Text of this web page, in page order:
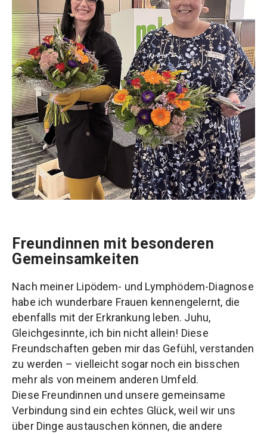
Freundinnen mit besonderen
Gemeinsamkeiten
Nach meiner Lipödem- und Lymphödem-Diagnose
habe ich wunderbare Frauen kennengelernt, die
ebenfalls mit der Erkrankung leben. Juhu,
Gleichgesinnte, ich bin nicht allein! Diese
Freundschaften geben mir das Gefühl, verstanden
zu werden – vielleicht sogar noch ein bisschen
mehr als von meinem anderen Umfeld.
Diese Freundinnen und unsere gemeinsame
Verbindung sind ein echtes Glück, weil wir uns
über Dinge austauschen können, die andere